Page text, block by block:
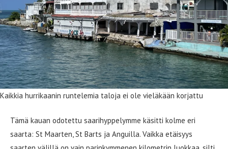
Kaikkia hurrikaanin runtelemia taloja ei ole vieläkään korjattu
Tämä kauan odotettu saarihyppelymme käsitti kolme eri
saarta: St Maarten, St Barts ja Anguilla. Vaikka etäisyys